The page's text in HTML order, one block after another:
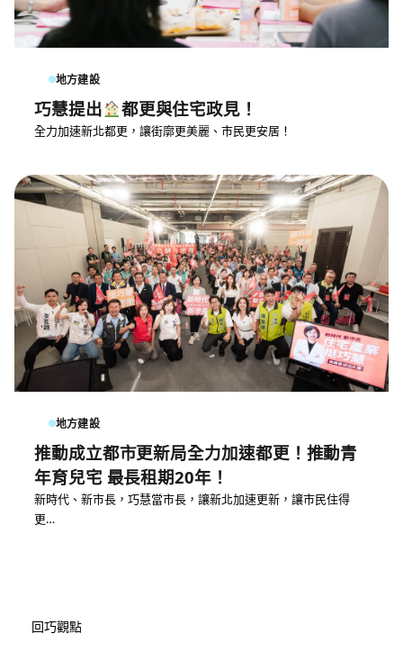
地方建設
巧慧提出 都更與住宅政見！
全力加速新北都更，讓街廓更美麗、市民更安居！
地方建設
推動成立都市更新局全力加速都更！推動青
年育兒宅 最長租期20年！
新時代、新市長，巧慧當市長，讓新北加速更新，讓市民住得
更…
回巧觀點